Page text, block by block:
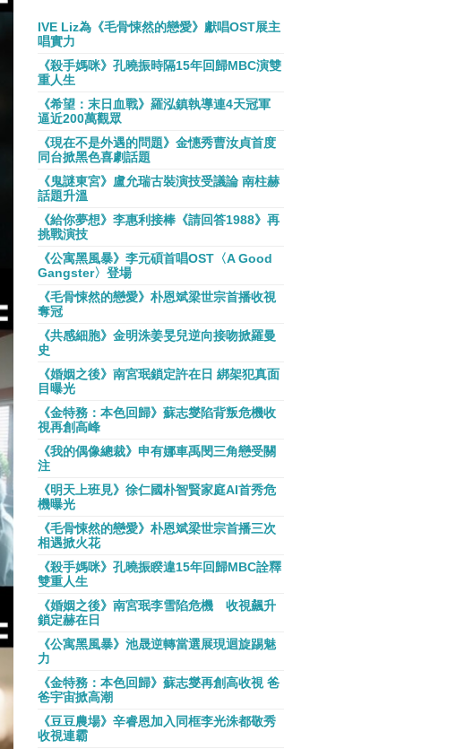
IVE Liz為《毛骨悚然的戀愛》獻唱OST展主
唱實力
《殺手媽咪》孔曉振時隔15年回歸MBC演雙
重人生
《希望：末日血戰》羅泓鎮執導連4天冠軍
逼近200萬觀眾
《現在不是外遇的問題》金憓秀曹汝貞首度
同台掀黑色喜劇話題
《鬼謎東宮》盧允瑞古裝演技受議論 南柱赫
話題升溫
《給你夢想》李惠利接棒《請回答1988》再
挑戰演技
《公寓黑風暴》李元碩首唱OST〈A Good
Gangster〉登場
《毛骨悚然的戀愛》朴恩斌梁世宗首播收視
奪冠
《共感細胞》金明洙姜旻兒逆向接吻掀羅曼
史
《婚姻之後》南宮珉鎖定許在日 綁架犯真面
目曝光
《金特務：本色回歸》蘇志燮陷背叛危機收
視再創高峰
《我的偶像總裁》申有娜車禹閔三角戀受關
注
《明天上班見》徐仁國朴智賢家庭AI首秀危
機曝光
《毛骨悚然的戀愛》朴恩斌梁世宗首播三次
相遇掀火花
《殺手媽咪》孔曉振睽違15年回歸MBC詮釋
雙重人生
《婚姻之後》南宮珉李雪陷危機 收視飆升
鎖定赫在日
《公寓黑風暴》池晟逆轉當選展現迴旋踢魅
力
《金特務：本色回歸》蘇志燮再創高收視 爸
爸宇宙掀高潮
《豆豆農場》辛睿恩加入同框李光洙都敬秀
收視連霸